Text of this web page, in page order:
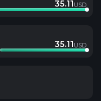
35.11 USD
35.11 USD